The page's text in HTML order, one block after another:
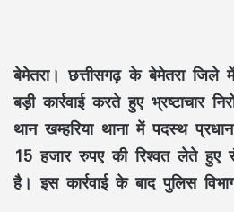
बेमेतरा। छत्तीसगढ़ के बेमेतरा जिले
बड़ी कार्रवाई करते हुए भ्रष्टाचार
थान खम्हरिया थाना में पदस्थ
15 हजार रुपए की रिश्वत लेते हुए
है। इस कार्रवाई के बाद पुलिस